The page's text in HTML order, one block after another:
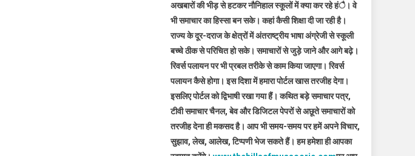
अखबारों की भीड़ से हटकर नौनिहाल स्कूलों में क्या कर रहे हंै। वे
भी समाचार का हिस्सा बन सके। कहां कैसी शिक्षा दी जा रही है।
राज्य के दूर-दराज के क्षेत्रों में अंतराष्ट्रीय भाषा अंग्रेजी से स्कूली
बच्चे ठीक से परिचित हो सके। समाचारों से जुड़े जाने और आगे बढ़े।
रिवर्स पलायन पर भी प्रबल तरीके से काम किया जाएगा। रिवर्स
पलायन कैसे होगा। इस दिशा में हमारा पोर्टल खास तरजीह देगा।
इसलिए पोर्टल को द्विभाषी रखा गया हैं। कथित बड़े समाचार पत्र,
टीवी समाचार चैनल, बेव और डिजिटल पेपरों से अछूते समाचारों को
तरजीह देना ही मकसद है। आप भी समय-समय पर हमें अपने विचार,
सुझाव, लेख, आलेख, टिप्पणी भेज सकते हैं। हम हमेशा ही आपका